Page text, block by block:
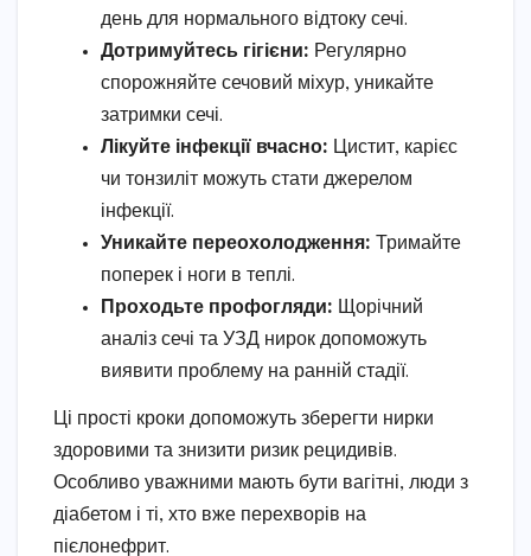
день для нормального відтоку сечі.
Дотримуйтесь гігієни: Регулярно
спорожняйте сечовий міхур, уникайте
затримки сечі.
Лікуйте інфекції вчасно: Цистит, карієс
чи тонзиліт можуть стати джерелом
інфекції.
Уникайте переохолодження: Тримайте
поперек і ноги в теплі.
Проходьте профогляди: Щорічний
аналіз сечі та УЗД нирок допоможуть
виявити проблему на ранній стадії.
Ці прості кроки допоможуть зберегти нирки
здоровими та знизити ризик рецидивів.
Особливо уважними мають бути вагітні, люди з
діабетом і ті, хто вже перехворів на
пієлонефрит.